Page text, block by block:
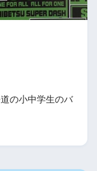
の小中学生のバ